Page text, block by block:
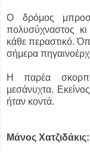
Ο δρόμος
πολυσύχναστος
κάθε περαστικό.
σήμερα
Η παρέα
μεσάνυχτα.
ήταν κοντά.
Μάνος